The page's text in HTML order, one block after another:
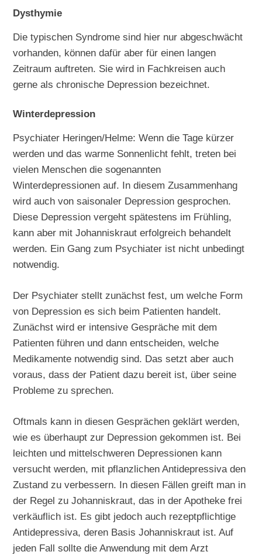
Dysthymie
Die typischen Syndrome sind hier nur abgeschwächt
vorhanden, können dafür aber für einen langen
Zeitraum auftreten. Sie wird in Fachkreisen auch
gerne als chronische Depression bezeichnet.
Winterdepression
Psychiater Heringen/Helme: Wenn die Tage kürzer
werden und das warme Sonnenlicht fehlt, treten bei
vielen Menschen die sogenannten
Winterdepressionen auf. In diesem Zusammenhang
wird auch von saisonaler Depression gesprochen.
Diese Depression vergeht spätestens im Frühling,
kann aber mit Johanniskraut erfolgreich behandelt
werden. Ein Gang zum Psychiater ist nicht unbedingt
notwendig.
Der Psychiater stellt zunächst fest, um welche Form
von Depression es sich beim Patienten handelt.
Zunächst wird er intensive Gespräche mit dem
Patienten führen und dann entscheiden, welche
Medikamente notwendig sind. Das setzt aber auch
voraus, dass der Patient dazu bereit ist, über seine
Probleme zu sprechen.
Oftmals kann in diesen Gesprächen geklärt werden,
wie es überhaupt zur Depression gekommen ist. Bei
leichten und mittelschweren Depressionen kann
versucht werden, mit pflanzlichen Antidepressiva den
Zustand zu verbessern. In diesen Fällen greift man in
der Regel zu Johanniskraut, das in der Apotheke frei
verkäuflich ist. Es gibt jedoch auch rezeptpflichtige
Antidepressiva, deren Basis Johanniskraut ist. Auf
jeden Fall sollte die Anwendung mit dem Arzt